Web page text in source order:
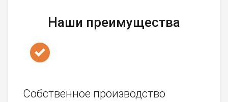
Наши преимущества
Собственное производство